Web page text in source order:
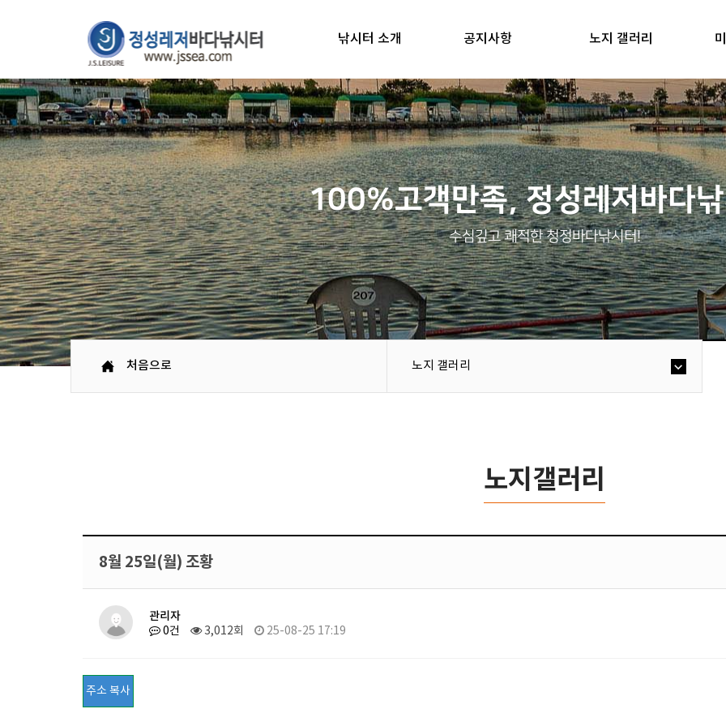
낚시터 소개 공지사항 노지 갤러리
100%고객만족, 정성레저바다
수심깊고 쾌적한 청정바다낚시터!
처음으로 노지 갤러리
노지갤러리
8월 25일(월) 조황
관리자
0건 3,012회 25-08-25 17:19
주소 복사